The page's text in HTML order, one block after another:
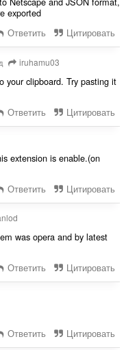
exported
Ответить Цитировать
iruhamu03
your clipboard. Try pasting it
Ответить Цитировать
extension is enable.(on
Ответить Цитировать
was opera and by latest
Ответить Цитировать
Ответить Цитировать